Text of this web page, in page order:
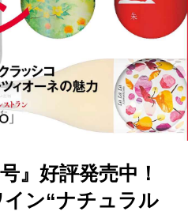
』好評発売中！
ン“ナチュラル